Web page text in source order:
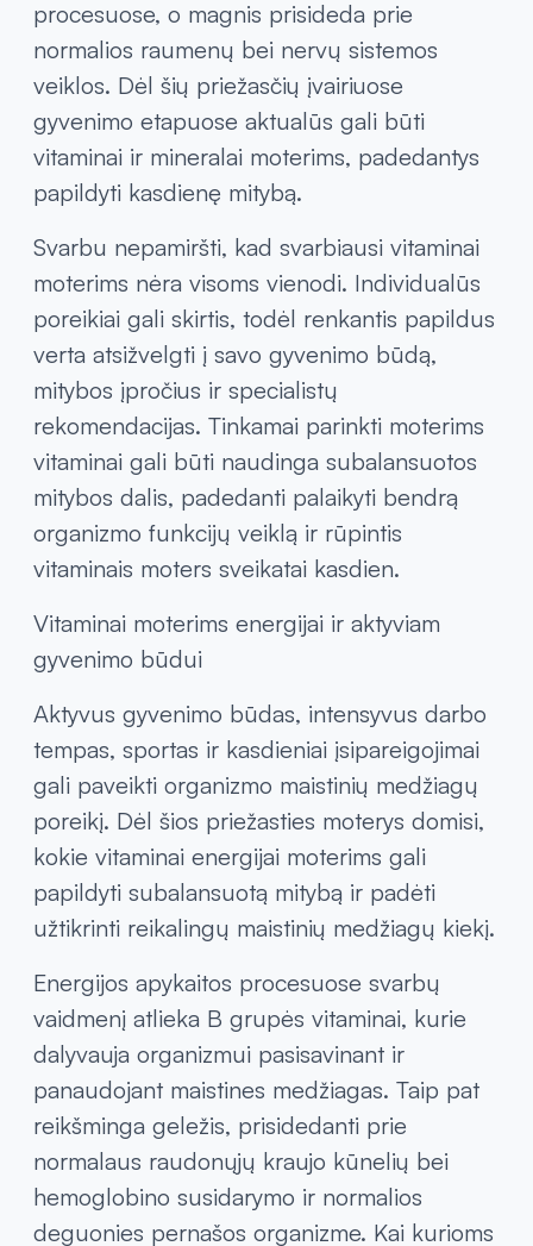
Kalbant apie mineralines medžiagas, dažnai
minimikalcis, geležis ir magnis. Kalcis
svarbus kaulams ir dantims, geležis
dalyvauja deguonies pernešimo organizme
procesuose, o magnis prisideda prie
normalios raumenų bei nervų sistemos
veiklos. Dėl šių priežasčių įvairiuose
gyvenimo etapuose aktualūs gali būti
vitaminai ir mineralai moterims, padedantys
papildyti kasdienę mitybą.
Svarbu nepamiršti, kad svarbiausi vitaminai
moterims nėra visoms vienodi. Individualūs
poreikiai gali skirtis, todėl renkantis papildus
verta atsižvelgti į savo gyvenimo būdą,
mitybos įpročius ir specialistų
rekomendacijas. Tinkamai parinkti moterims
vitaminai gali būti naudinga subalansuotos
mitybos dalis, padedanti palaikyti bendrą
organizmo funkcijų veiklą ir rūpintis
vitaminais moters sveikatai kasdien.
Vitaminai moterims energijai ir aktyviam
gyvenimo būdui
Aktyvus gyvenimo būdas, intensyvus darbo
tempas, sportas ir kasdieniai įsipareigojimai
gali paveikti organizmo maistinių medžiagų
poreikį. Dėl šios priežasties moterys domisi,
kokie vitaminai energijai moterims gali
papildyti subalansuotą mitybą ir padėti
užtikrinti reikalingų maistinių medžiagų kiekį.
Energijos apykaitos procesuose svarbų
vaidmenį atlieka B grupės vitaminai, kurie
dalyvauja organizmui pasisavinant ir
panaudojant maistines medžiagas. Taip pat